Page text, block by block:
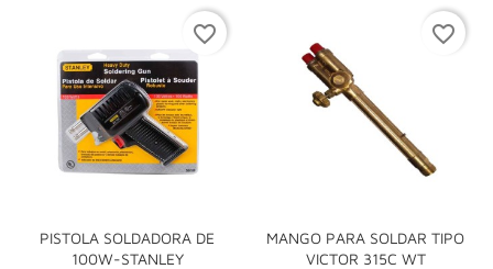
PISTOLA SOLDADORA DE
100W-STANLEY
favorite_border
MANGO PARA SOLDAR TIPO
VICTOR 315C WT
favorite_border